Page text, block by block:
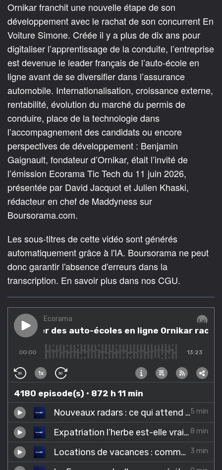
Ornikar franchit une nouvelle étape de son
développement avec le rachat de son concurrent En
Voiture Simone. Créée il y a plus de dix ans pour
digitaliser l’apprentissage de la conduite, l’entreprise
est devenue le leader français de l’auto-école en
ligne avant de se diversifier dans l’assurance
automobile. Internationalisation, croissance externe,
rentabilité, évolution du marché du permis de
conduire, place de la technologie dans
l’accompagnement des candidats ou encore
perspectives de développement : Benjamin
Gaignault, fondateur d’Ornikar, était l’invité de
l’émission Ecorama Tic Tech du 11 juin 2026,
présentée par David Jacquot et Julien Khaski,
rédacteur en chef de Maddyness sur
Boursorama.com.
Les sous-titres de cette vidéo sont générés
automatiquement grâce à l'IA. Boursorama ne peut
donc garantir l'absence d'erreurs dans la
transcription. En savoir plus dans nos CGU.